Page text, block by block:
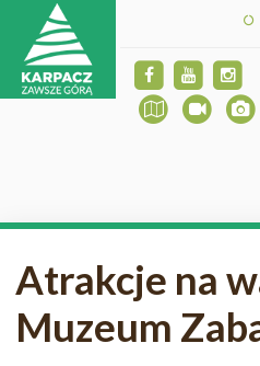
Atrakcje na
Muzeum